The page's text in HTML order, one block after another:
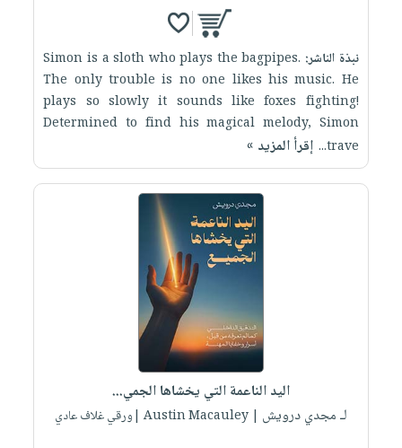
نبذة الناشر: Simon is a sloth who plays the bagpipes.
The only trouble is no one likes his music. He
plays so slowly it sounds like foxes fighting!
Determined to find his magical melody, Simon
trave...
إقرأ المزيد »
اليد الناعمة التي يخشاها الجمي...
لـ مجدي درويش | Austin Macauley |ورقي غلاف عادي